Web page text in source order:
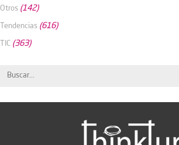
Otros (142)
Tendencias (616)
TIC (363)